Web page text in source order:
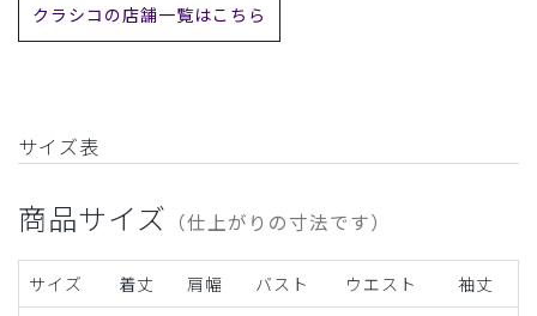
クラシコの店舗一覧はこちら
サイズ表
商品サイズ （仕上がりの寸法です）
サイズ 着丈 肩幅 バスト ウエスト
袖丈